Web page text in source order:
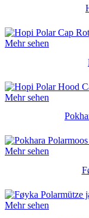
Mehr sehen
Mehr sehen
Mehr sehen
Mehr sehen